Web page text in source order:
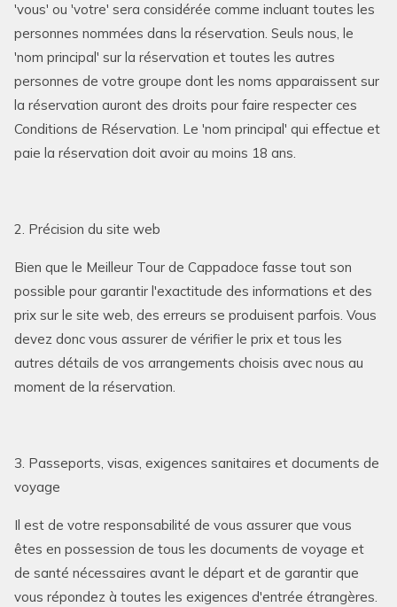
'vous' ou 'votre' sera considérée comme incluant toutes les
personnes nommées dans la réservation. Seuls nous, le
'nom principal' sur la réservation et toutes les autres
personnes de votre groupe dont les noms apparaissent sur
la réservation auront des droits pour faire respecter ces
Conditions de Réservation. Le 'nom principal' qui effectue et
paie la réservation doit avoir au moins 18 ans.
2. Précision du site web
Bien que le Meilleur Tour de Cappadoce fasse tout son
possible pour garantir l'exactitude des informations et des
prix sur le site web, des erreurs se produisent parfois. Vous
devez donc vous assurer de vérifier le prix et tous les
autres détails de vos arrangements choisis avec nous au
moment de la réservation.
3. Passeports, visas, exigences sanitaires et documents de
voyage
Il est de votre responsabilité de vous assurer que vous
êtes en possession de tous les documents de voyage et
de santé nécessaires avant le départ et de garantir que
vous répondez à toutes les exigences d'entrée étrangères.